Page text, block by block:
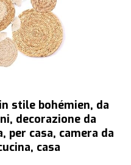
stile bohémien, da
decorazione da
per casa, camera da
casa